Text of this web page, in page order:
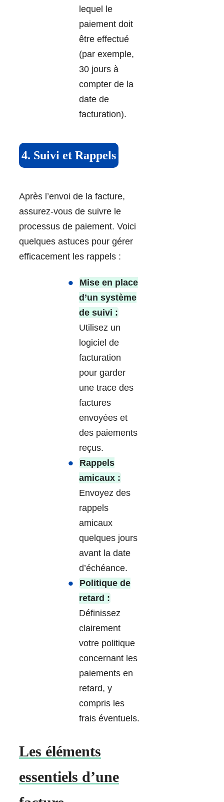
lequel le
paiement doit
être effectué
(par exemple,
30 jours à
compter de la
date de
facturation).
4. Suivi et Rappels
Après l’envoi de la facture,
assurez-vous de suivre le
processus de paiement. Voici
quelques astuces pour gérer
efficacement les rappels :
Mise en place
d’un système
de suivi :
Utilisez un
logiciel de
facturation
pour garder
une trace des
factures
envoyées et
des paiements
reçus.
Rappels
amicaux :
Envoyez des
rappels
amicaux
quelques jours
avant la date
d’échéance.
Politique de
retard :
Définissez
clairement
votre politique
concernant les
paiements en
retard, y
compris les
frais éventuels.
Les éléments
essentiels d’une